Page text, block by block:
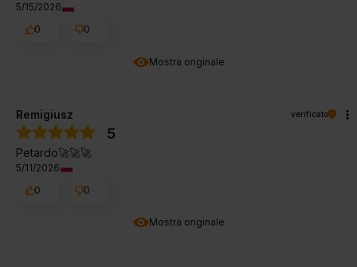
Mostra originale
5/15/2026
0
0
Mostra originale
Remigiusz verificato
5
Petardo🚀🚀🚀
5/11/2026
0
0